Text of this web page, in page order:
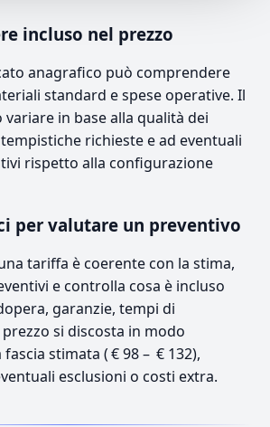
incluso nel prezzo
anagrafico può comprendere
standard e spese operative. Il
in base alla qualità dei
richieste e ad eventuali
rispetto alla configurazione
per valutare un preventivo
tariffa è coerente con la stima,
e controlla cosa è incluso
garanzie, tempi di
prezzo si discosta in modo
stimata ( € 98 – € 132),
esclusioni o costi extra.